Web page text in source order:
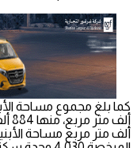
ألف متر مربع مساحة